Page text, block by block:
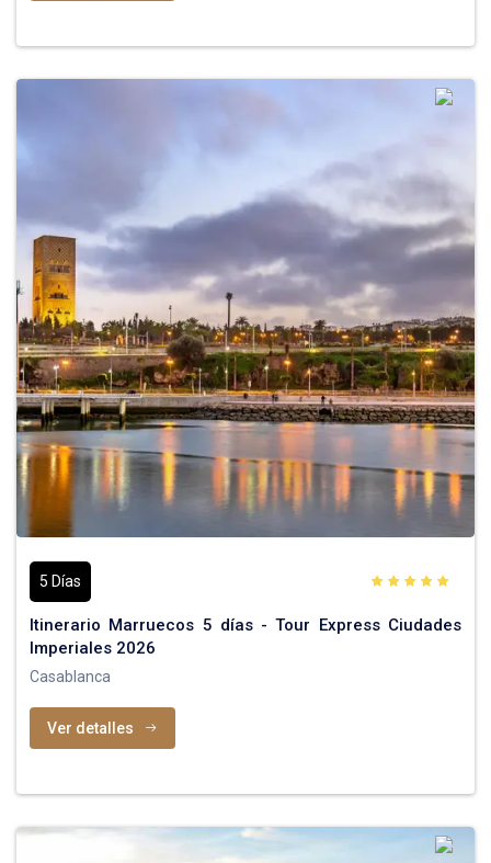
5 Días
Itinerario Marruecos 5 días - Tour Express Ciudades
Imperiales 2026
Casablanca
Ver detalles